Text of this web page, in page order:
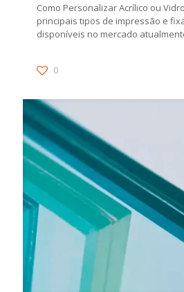
Como Personalizar Acrílico ou
principais tipos de impressão e
disponíveis no mercado
0